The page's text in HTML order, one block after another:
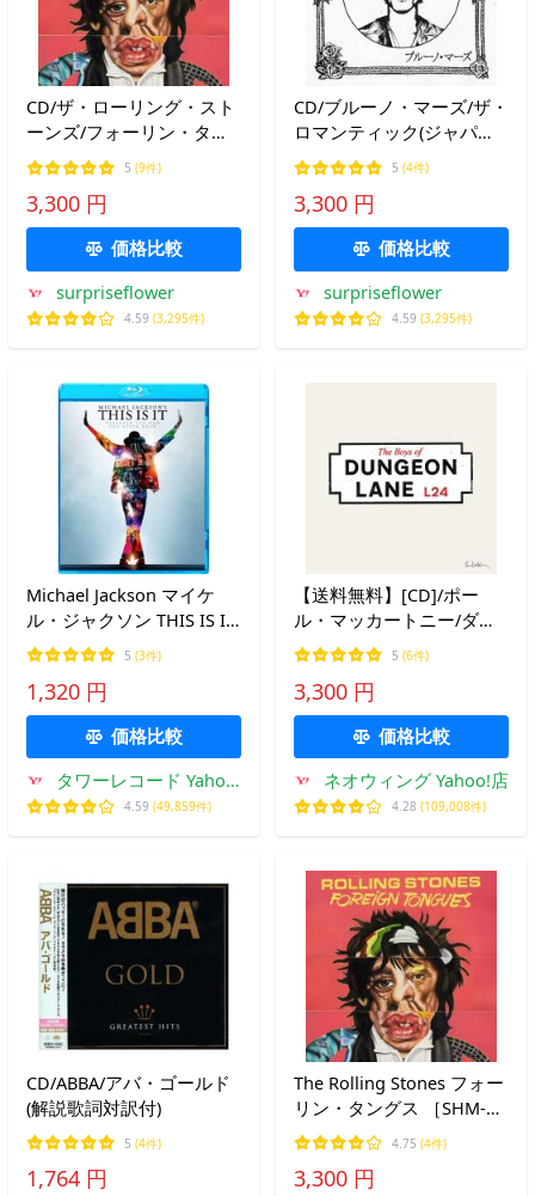
CD/ザ・ローリング・スト
ーンズ/フォーリン・タン
グス (SHM-CD) (解説歌詞
対訳付) (通常盤)
5 (9件)
3,300 円
価格比較
surpriseflower
4.59 (3,295件)
CD/ブルーノ・マーズ/ザ・
ロマンティック(ジャパ
ン・リミテッドCD) (歌詞
対訳付)
5 (4件)
3,300 円
価格比較
surpriseflower
4.59 (3,295件)
Michael Jackson マイケ
ル・ジャクソン THIS IS IT
Blu-ray Disc
5 (3件)
1,320 円
価格比較
タワーレコード Yahoo!
店
4.59 (49,859件)
【送料無料】[CD]/ポー
ル・マッカートニー/ダン
ジョン・レインの少年たち
[SHM-CD] [通常盤]
5 (6件)
3,300 円
価格比較
ネオウィング Yahoo!店
4.28 (109,008件)
CD/ABBA/アバ・ゴールド
(解説歌詞対訳付)
5 (4件)
1,764 円
The Rolling Stones フォー
リン・タングス ［SHM-
CD+ブックレット+アート
カード］＜通常盤＞ SHM-
CD
4.75 (4件)
3,300 円